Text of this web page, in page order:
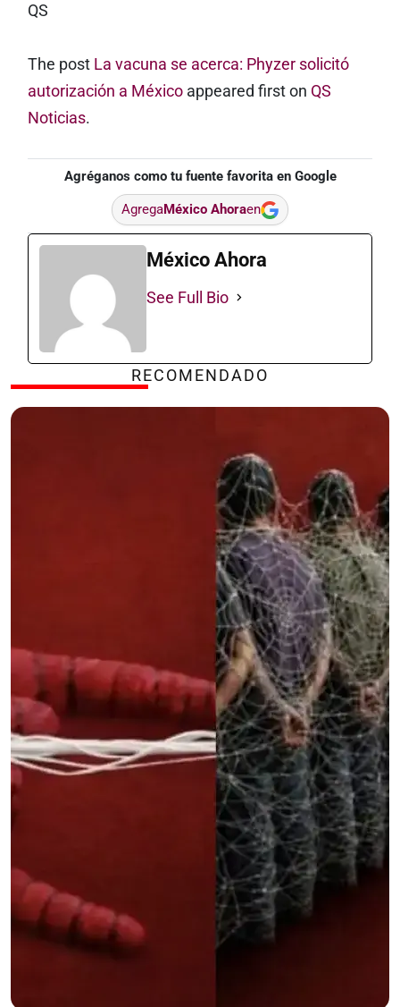
QS
The post La vacuna se acerca: Phyzer solicitó
autorización a Méxicoappeared first on QS
Noticias.
Agréganos como tu fuente favorita en Google
AgregaMéxico Ahoraen
México Ahora
See Full Bio
RECOMENDADO